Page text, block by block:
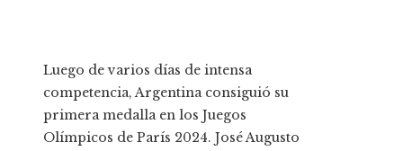
Luego de varios días de intensa
competencia, Argentina consiguió su
primera medalla en los Juegos
Olímpicos de París 2024. José Augusto